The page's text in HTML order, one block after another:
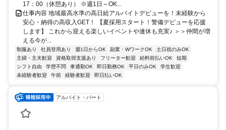
17：00（休憩あり） ※週1日～OK...
仕事内容 地域最高水準の高日給アルバイトデビューを！未経験から
安心・納得の高収入GET！ 【夏採用スタート！警備デビューを応援
します】 これから迎える楽しいイベントや連休も充実♪ ＞＞仲間が増
える今が...
制服あり 社員登用あり 週1日からOK 副業・WワークOK
土日祝のみOK
主婦・主夫歓迎
資格取得支援あり フリーター歓迎 給料前払いOK
短期
シフト自由
学歴不問 車通勤OK 即日勤務OK 平日のみOK
学生歓迎
未経験者歓迎
午前 経験者歓迎 即日払いOK
アルバイト・パート